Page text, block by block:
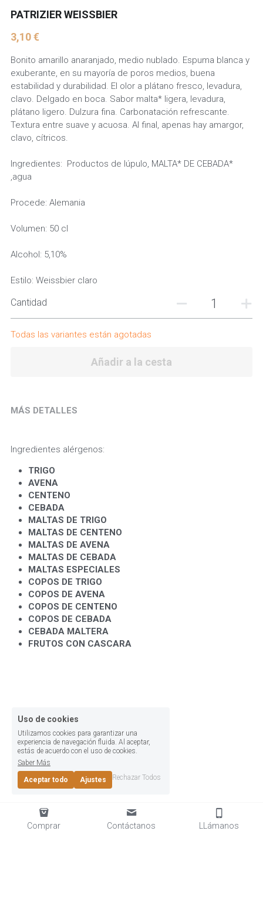
PATRIZIER WEISSBIER
3,10 €
Bonito amarillo anaranjado, medio nublado. Espuma blanca y
exuberante, en su mayoría de poros medios, buena
estabilidad y durabilidad. El olor a plátano fresco, levadura,
clavo. Delgado en boca. Sabor malta* ligera, levadura,
plátano ligero. Dulzura fina. Carbonatación refrescante.
Textura entre suave y acuosa. Al final, apenas hay amargor,
clavo, cítricos.
Ingredientes: Productos de lúpulo, MALTA* DE CEBADA*
,agua
Procede: Alemania
Volumen: 50 cl
Alcohol: 5,10%
Estilo: Weissbier claro
Cantidad
Todas las variantes están agotadas
Añadir a la cesta
MÁS DETALLES
Ingredientes alérgenos:
TRIGO
AVENA
CENTENO
CEBADA
MALTAS DE TRIGO
MALTAS DE CENTENO
MALTAS DE AVENA
MALTAS DE CEBADA
MALTAS ESPECIALES
COPOS DE TRIGO
COPOS DE AVENA
COPOS DE CENTENO
COPOS DE CEBADA
CEBADA MALTERA
FRUTOS CON CASCARA
Comprar Contáctanos LLámanos
Uso de cookies
Utilizamos cookies para garantizar una
experiencia de navegación fluida. Al aceptar,
estás de acuerdo con el uso de cookies.
Saber Más
Aceptar todo Ajustes Rechazar Todos